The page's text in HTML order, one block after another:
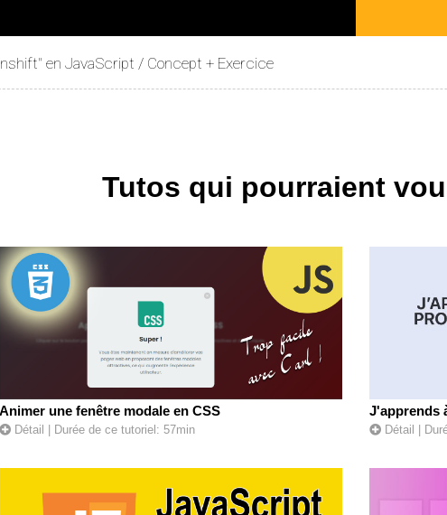
en JavaScript / Concept + Exercice
Tutos qui pourraient
Animer une fenêtre modale en CSS
Détail | Durée de ce tutoriel: 57min
J'apprends
Détail |